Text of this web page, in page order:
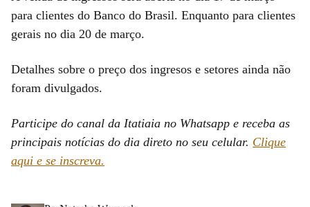
para clientes do Banco do Brasil. Enquanto para clientes
gerais no dia 20 de março.
Detalhes sobre o preço dos ingresos e setores ainda não
foram divulgados.
Participe do canal da Itatiaia no Whatsapp e receba as
principais notícias do dia direto no seu celular. Clique
aqui e se inscreva.